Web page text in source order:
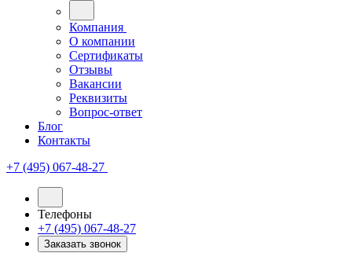
Компания
О компании
Сертификаты
Отзывы
Вакансии
Реквизиты
Вопрос-ответ
Блог
Контакты
+7 (495) 067-48-27
Телефоны
+7 (495) 067-48-27
Заказать звонок